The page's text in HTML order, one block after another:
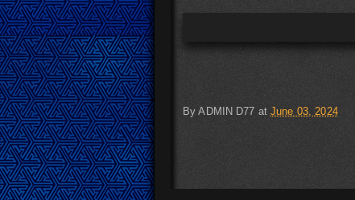
ByADMIN D77 atJune 03, 2024